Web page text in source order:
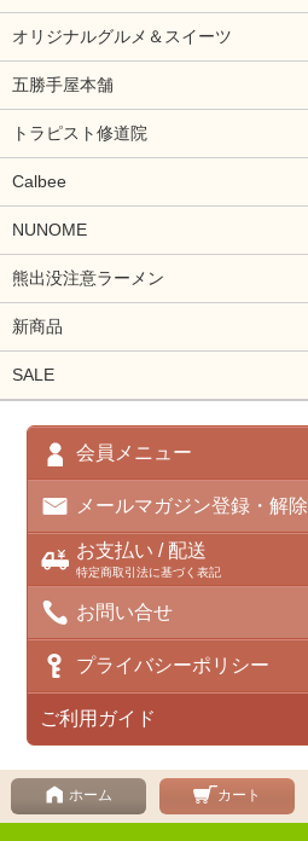
オリジナルグルメ＆スイーツ
五勝手屋本舗
トラピスト修道院
Calbee
NUNOME
熊出没注意ラーメン
新商品
SALE
会員メニュー
メールマガジン登録・解除
お支払い / 配送
特定商取引法に基づく表記
お問い合せ
プライバシーポリシー
ご利用ガイド
ホーム カート